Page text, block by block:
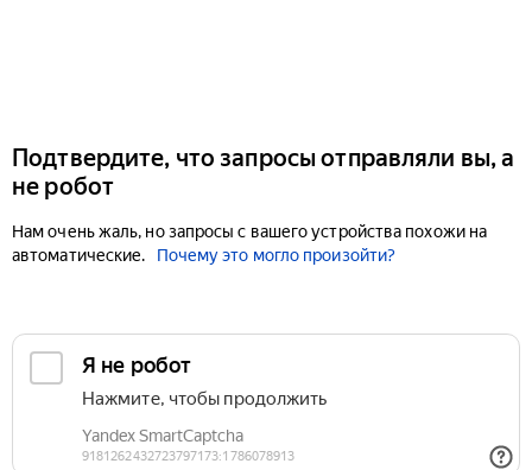
Подтвердите, что запросы отправляли вы, а
не робот
Нам очень жаль, но запросы с вашего устройства похожи на
автоматические.
Почему это могло произойти?